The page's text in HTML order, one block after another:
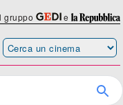
gruppo e